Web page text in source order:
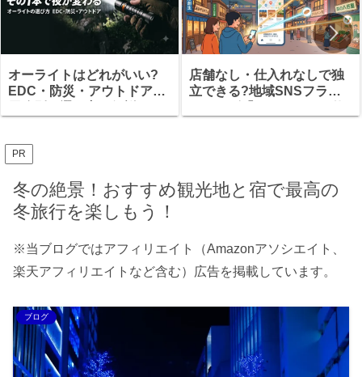
オーライトはどれがいい?
EDC・防災・アウトドア、
店舗なし・仕入れなしで独
立できる?地域SNSフラン
PR
冬の絶景！おすすめ観光地と宿で最高の
冬旅行を楽しもう！
※当ブログではアフィリエイト（Amazonアソシエイト、
楽天アフィリエイトなど含む）広告を掲載しています。
ブログ